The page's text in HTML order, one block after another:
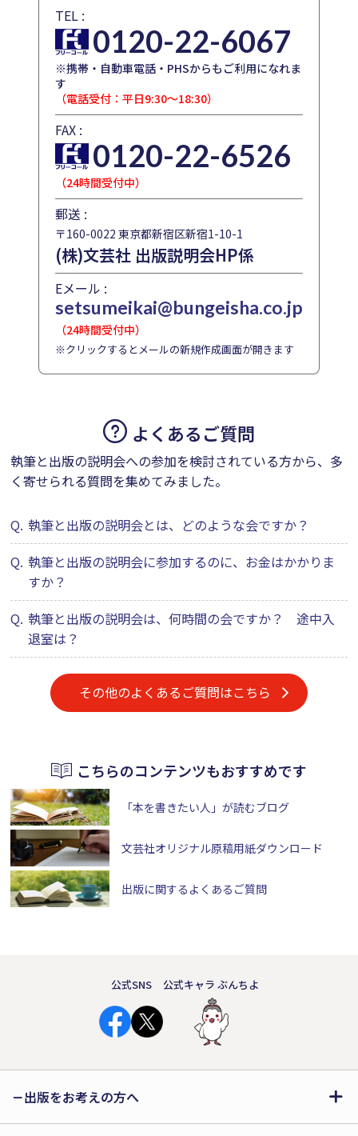
TEL :
0120-22-6067
※携帯・自動車電話・PHSからもご利用になれま
す
（電話受付：平日9:30～18:30）
FAX :
0120-22-6526
（24時間受付中）
郵送 :
〒160-0022 東京都新宿区新宿1-10-1
(株)文芸社 出版説明会HP係
Eメール :
setsumeikai@bungeisha.co.jp
（24時間受付中）
※クリックするとメールの新規作成画面が開きます
よくあるご質問
執筆と出版の説明会への参加を検討されている方から、多
く寄せられる質問を集めてみました。
Q. 執筆と出版の説明会とは、どのような会ですか？
Q. 執筆と出版の説明会に参加するのに、お金はかかりま
すか？
Q. 執筆と出版の説明会は、何時間の会ですか？ 途中入
退室は？
その他のよくあるご質問はこちら
こちらのコンテンツもおすすめです
「本を書きたい人」が読むブログ
文芸社オリジナル原稿用紙ダウンロード
出版に関するよくあるご質問
公式SNS 公式キャラ ぶんちよ
出版をお考えの方へ